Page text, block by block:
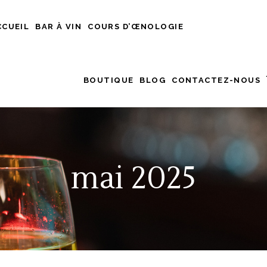
BAR À VIN COURS D’ŒNOLOGIE
BOUTIQUE BLOG CONTACTEZ-NOUS
mai 2025